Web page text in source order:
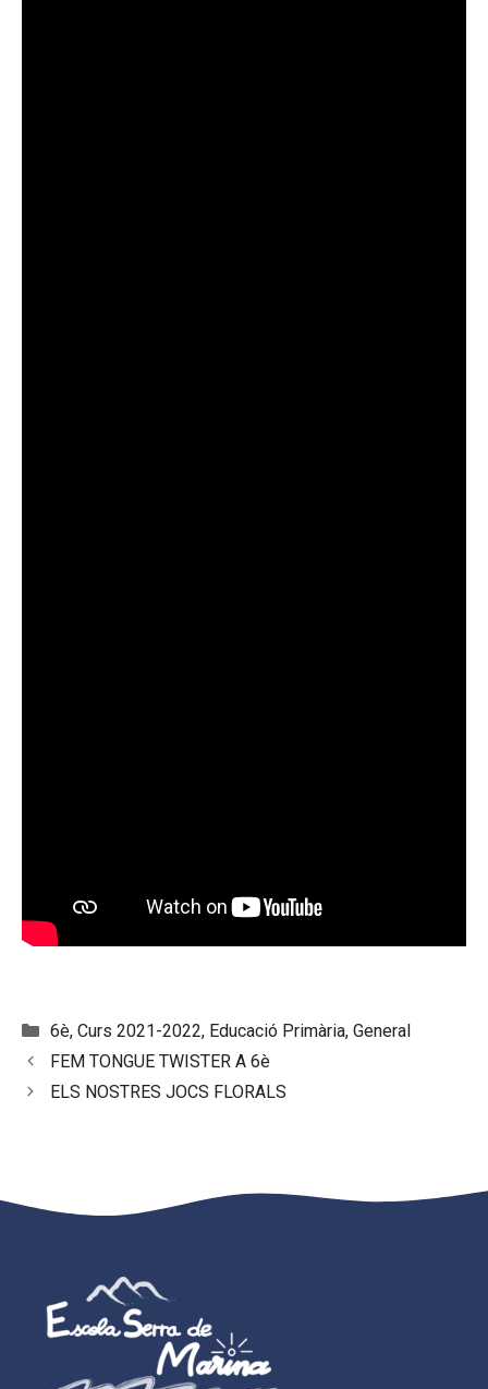
Categories
6è, Curs 2021-2022, Educació Primària, General
FEM TONGUE TWISTER A 6è
ELS NOSTRES JOCS FLORALS